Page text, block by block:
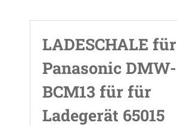
LADESCHALE für
Panasonic DMW-
BCM13 für für
Ladegerät 65015